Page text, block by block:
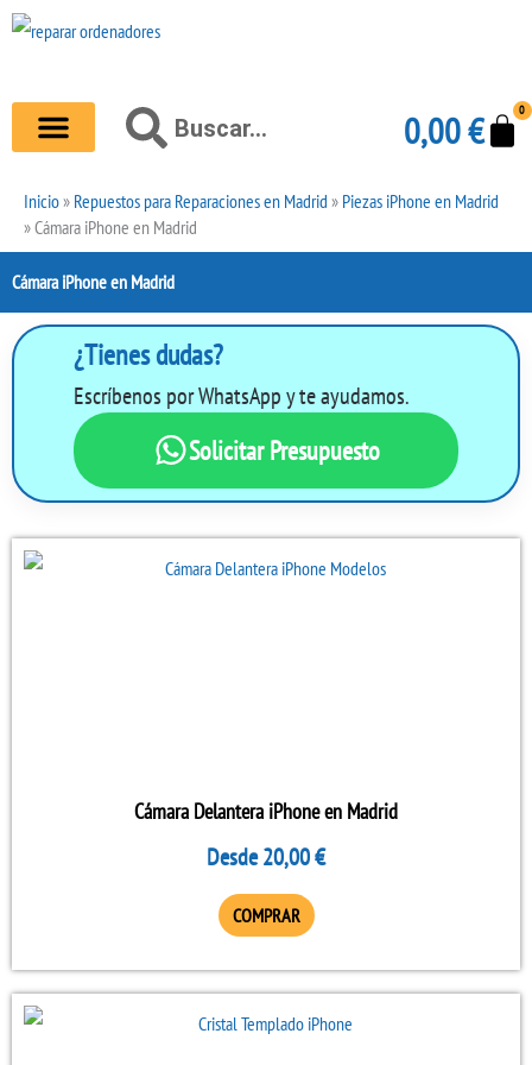
BuscarBuscar 0,00€ 0
Inicio»Repuestos para Reparaciones en Madrid»Piezas iPhone en Madrid
»Cámara iPhone en Madrid
Cámara iPhone en Madrid
¿Tienes dudas?
Escríbenos por WhatsApp y te ayudamos.
Solicitar Presupuesto
Cámara Delantera iPhone en Madrid
Desde20,00€
COMPRAR
se
en
de